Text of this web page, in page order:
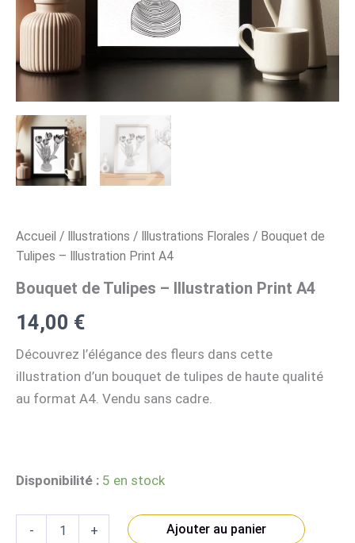
Accueil / Illustrations / Illustrations Florales / Bouquet de
Tulipes – Illustration Print A4
Bouquet de Tulipes – Illustration Print A4
14,00 €
Découvrez l’élégance des fleurs dans cette
illustration d’un bouquet de tulipes de haute qualité
au format A4. Vendu sans cadre.
Disponibilité : 5 en stock
- + Ajouter au panier